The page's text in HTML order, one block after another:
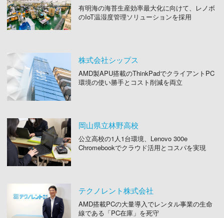
有明海の海苔生産効率最大化に向けて、レノボ
のIoT温湿度管理ソリューションを採用
株式会社シップス
AMD製APU搭載のThinkPadでクライアントPC
環境の使い勝手とコスト削減を両立
岡山県立林野高校
公立高校の1人1台環境、Lenovo 300e
Chromebookでクラウド活用とコスパを実現
テクノレント株式会社
AMD搭載PCの大量導入でレンタル事業の生命
線である「PC在庫」を死守